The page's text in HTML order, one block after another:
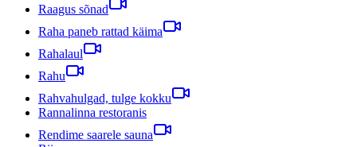
Raagus sõnad
Raha paneb rattad käima
Rahalaul
Rahu
Rahvahulgad, tulge kokku
Rannalinna restoranis
Rendime saarele sauna